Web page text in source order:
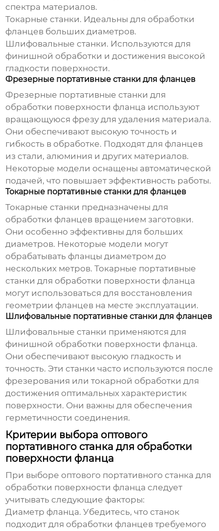
спектра материалов.
Токарные станки. Идеальны для обработки
фланцев больших диаметров.
Шлифовальные станки. Используются для
финишной обработки и достижения высокой
гладкости поверхности.
Фрезерные портативные станки для фланцев
Фрезерные портативные станки для
обработки поверхности фланца используют
вращающуюся фрезу для удаления материала.
Они обеспечивают высокую точность и
гибкость в обработке. Подходят для фланцев
из стали, алюминия и других материалов.
Некоторые модели оснащены автоматической
подачей, что повышает эффективность работы.
Токарные портативные станки для фланцев
Токарные станки предназначены для
обработки фланцев вращением заготовки.
Они особенно эффективны для больших
диаметров. Некоторые модели могут
обрабатывать фланцы диаметром до
нескольких метров. Токарные портативные
станки для обработки поверхности фланца
могут использоваться для восстановления
геометрии фланцев на месте эксплуатации.
Шлифовальные портативные станки для фланцев
Шлифовальные станки применяются для
финишной обработки поверхности фланца.
Они обеспечивают высокую гладкость и
точность. Эти станки часто используются после
фрезерования или токарной обработки для
достижения оптимальных характеристик
поверхности. Они важны для обеспечения
герметичности соединения.
Критерии выбора оптового
портативного станка для обработки
поверхности фланца
При выборе оптового портативного станка для
обработки поверхности фланца следует
учитывать следующие факторы:
Диаметр фланца. Убедитесь, что станок
подходит для обработки фланцев требуемого